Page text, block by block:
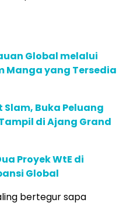
Global melalui
Manga yang Tersedia
Slam, Buka Peluang
di Ajang Grand
Proyek WtE di
Global
bertegur sapa